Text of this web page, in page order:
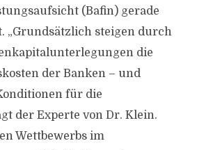
(Bafin) gerade
„Grundsätzlich steigen durch
die
der Banken – und
für die
der Experte von Dr. Klein.
Wettbewerbs im